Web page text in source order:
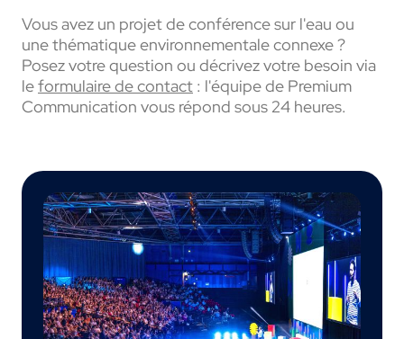
Vous avez un projet de conférence sur l'eau ou
une thématique environnementale connexe ?
Posez votre question ou décrivez votre besoin via
leformulaire de contact : l'équipe de Premium
Communication vous répond sous 24 heures.